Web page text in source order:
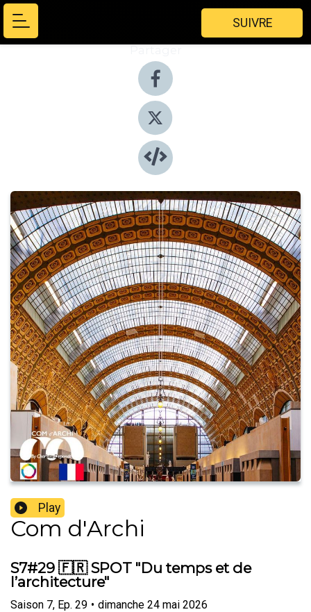
SUIVRE
Play
Com d'Archi
S7#29 🇫🇷 SPOT "Du temps et de
l’architecture"
Saison 7, Ep. 29 • dimanche 24 mai 2026